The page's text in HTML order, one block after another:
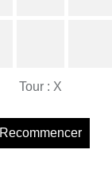
Tour : X
Recommencer